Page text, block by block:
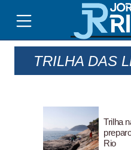
TRILHA DAS
Trilha
Rio